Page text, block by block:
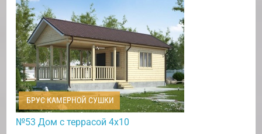
БРУС КАМЕРНОЙ СУШКИ
№53 Дом с террасой 4х10